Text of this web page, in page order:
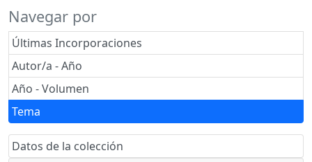
Navegar por
Últimas Incorporaciones
Autor/a - Año
Año - Volumen
Tema
Datos de la colección